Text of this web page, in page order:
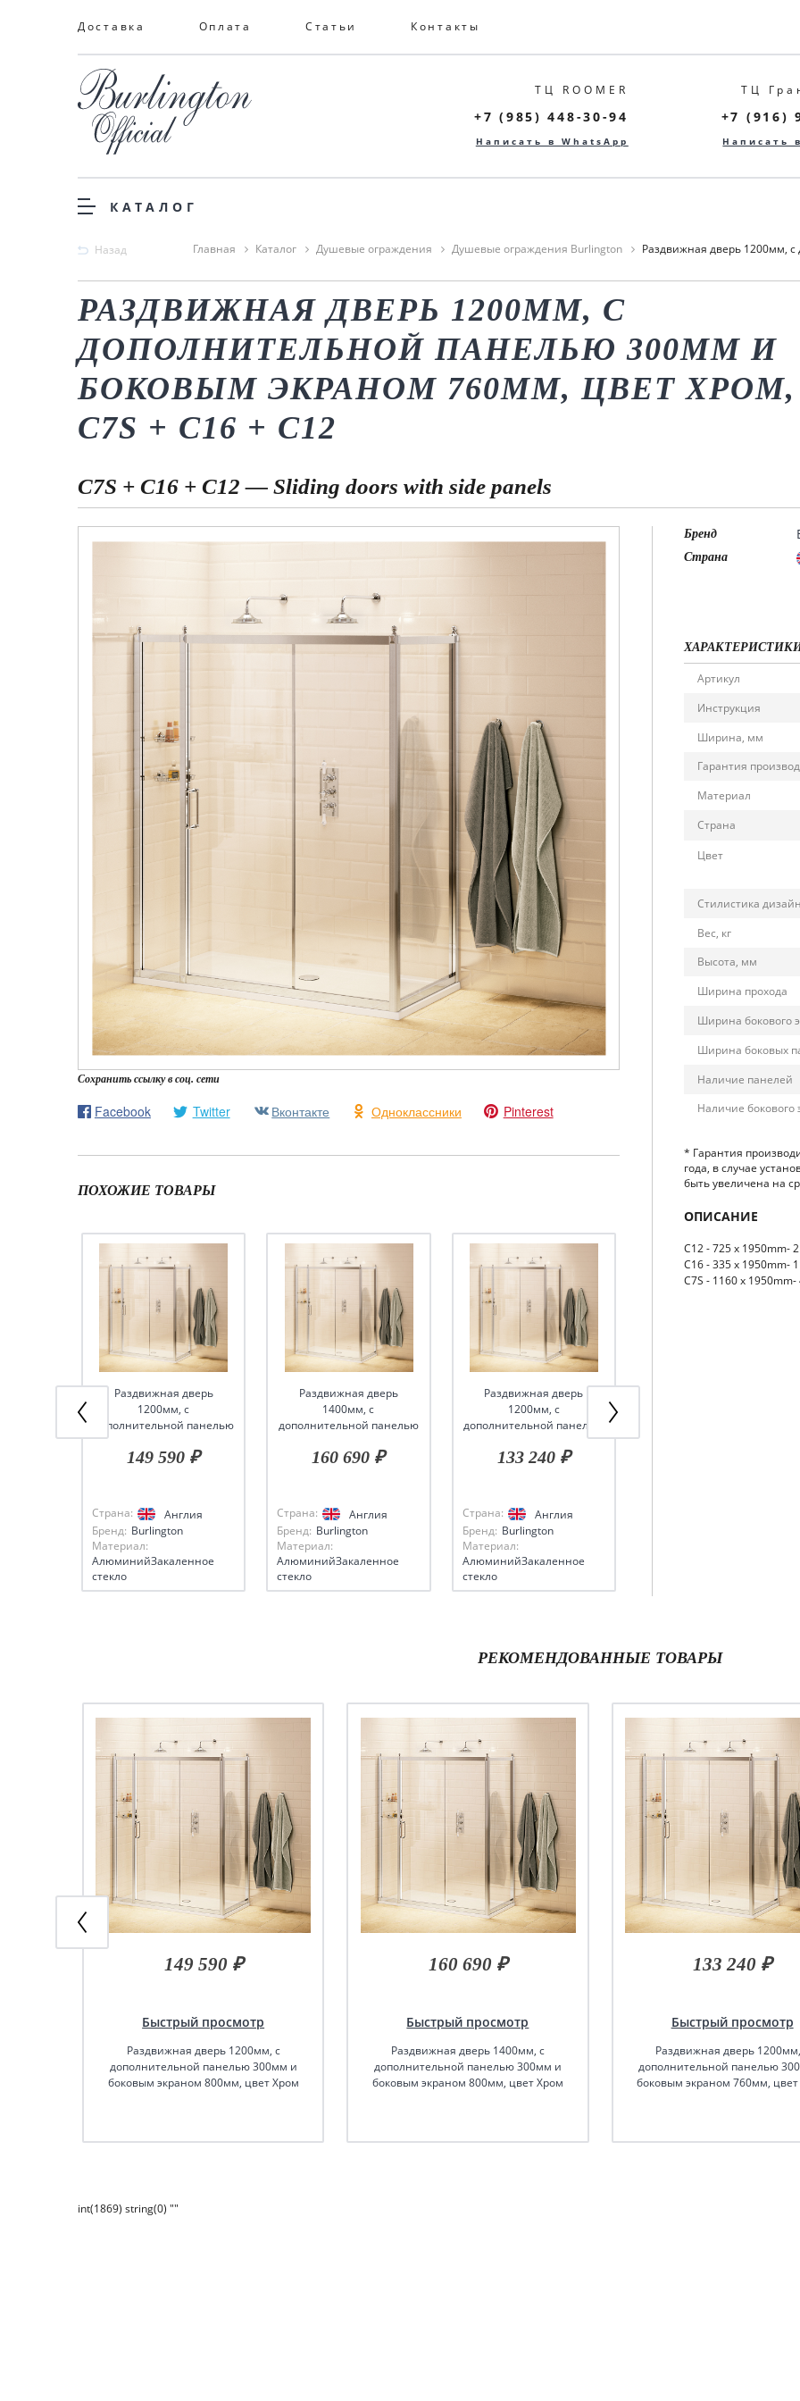
Доставка Оплата Статьи Контакты
ТЦ ROOMER
+7 (985) 448-30-94
Написать в WhatsApp
ТЦ
+7 (916)
Написать
КАТАЛОГ
Назад Главная Каталог Душевые ограждения Душевые ограждения Burlington
Раздвижная дверь 1200мм,
РАЗДВИЖНАЯ ДВЕРЬ 1200ММ, С
ДОПОЛНИТЕЛЬНОЙ ПАНЕЛЬЮ 300ММ И
БОКОВЫМ ЭКРАНОМ 760ММ, ЦВЕТ ХРОМ,
C7S + C16 + C12
C7S + C16 + C12 — Sliding doors with side panels
Сохранить ссылку в соц. сети
Facebook Twitter Вконтакте Одноклассники Pinterest
ПОХОЖИЕ ТОВАРЫ
Раздвижная дверь
1200мм, с
дополнительной панелью
300мм и боковым экраном
800мм, цвет Хром
149 590 ₽
Страна:
Англия
Бренд: Burlington
Материал:
АлюминийЗакаленное
стекло
Раздвижная дверь
1400мм, с
дополнительной панелью
800мм, цвет Хром
160 690 ₽
Страна:
Англия
Бренд: Burlington
Материал:
АлюминийЗакаленное
стекло
Раздвижная дверь
1200мм, с
дополнительной панелью
300мм и боковым экраном
760мм, цвет Хром
133 240 ₽
Страна:
Англия
Бренд: Burlington
Материал:
АлюминийЗакаленное
стекло
Бренд
Страна
Артикул
Инструкция
Ширина, мм
Гарантия
Материал
Страна
Цвет
Стилистика
Вес, кг
Высота, мм
Ширина прохода
Ширина бокового
Ширина боковых
Наличие панелей
Наличие бокового
* Гарантия
года, в случае
быть увеличена на
ОПИСАНИЕ
C12 - 725 x 1950mm-
C16 - 335 x 1950mm-
C7S - 1160 x 1950mm-
РЕКОМЕНДОВАННЫЕ ТОВАРЫ
149 590 ₽
Быстрый просмотр
Раздвижная дверь 1200мм, с
дополнительной панелью 300мм и
боковым экраном 800мм, цвет Хром
160 690 ₽
Быстрый просмотр
Раздвижная дверь 1400мм, с
дополнительной панелью 300мм и
боковым экраном 800мм, цвет Хром
133 240 ₽
Быстрый просмотр
Раздвижная дверь
дополнительной панелью
боковым экраном 760мм,
int(1869) string(0) ""